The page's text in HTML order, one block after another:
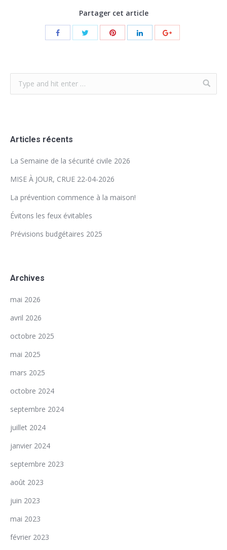
Partager cet article
Articles récents
La Semaine de la sécurité civile 2026
MISE À JOUR, CRUE 22-04-2026
La prévention commence à la maison!
Évitons les feux évitables
Prévisions budgétaires 2025
Archives
mai 2026
avril 2026
octobre 2025
mai 2025
mars 2025
octobre 2024
septembre 2024
juillet 2024
janvier 2024
septembre 2023
août 2023
juin 2023
mai 2023
février 2023